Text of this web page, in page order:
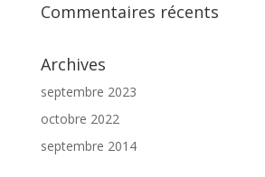
Commentaires récents
Archives
septembre 2023
octobre 2022
septembre 2014